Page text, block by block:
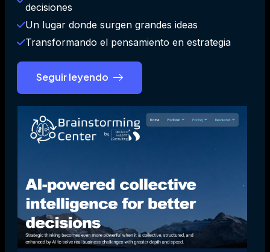
decisiones
Un lugar donde surgen grandes ideas
Transformando el pensamiento en estrategia
Seguir leyendo